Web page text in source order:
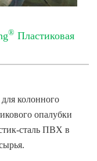
® Пластиковая
колонного
опалубки
сталь ПВХ в